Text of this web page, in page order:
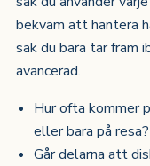
bekväm att hantera
sak du bara tar fram
avancerad.
Hur ofta kommer
eller bara på resa?
Går delarna att